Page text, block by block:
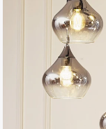
imágenes